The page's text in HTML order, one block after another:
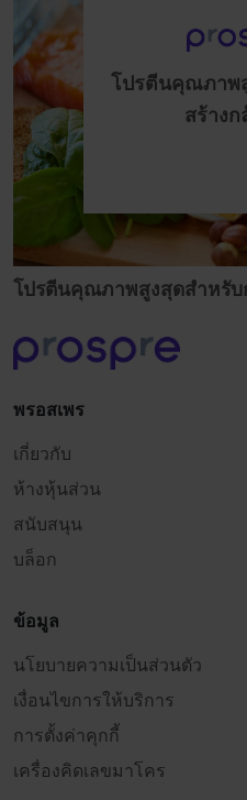
โปรตีนคุณภาพ
สร้างก
โปรตีนคุณภาพสูงสุดสำหรับ
พรอสเพร
เกี่ยวกับ
ห้างหุ้นส่วน
สนับสนุน
บล็อก
ข้อมูล
นโยบายความเป็นส่วนตัว
เงื่อนไขการให้บริการ
การตั้งค่าคุกกี้
เครื่องคิดเลขมาโคร